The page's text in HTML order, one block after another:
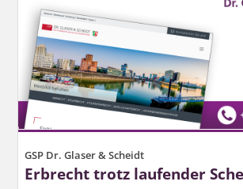
GSP Dr. Glaser & Scheidt
Erbrecht trotz laufender